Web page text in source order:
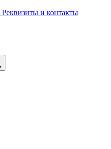
Реквизиты и контакты